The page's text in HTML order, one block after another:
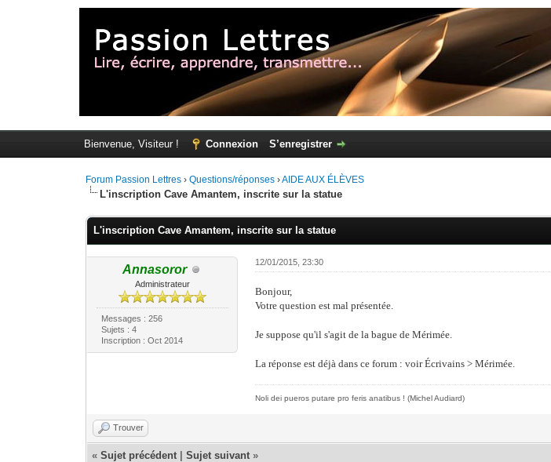
Bienvenue, Visiteur ! Connexion S’enregistrer
Forum Passion Lettres ›Questions/réponses ›AIDE AUX ÉLÈVES
L'inscription Cave Amantem, inscrite sur la statue
L'inscription Cave Amantem, inscrite sur la statue
Annasoror
Administrateur
Messages : 256
Sujets : 4
Inscription : Oct 2014
12/01/2015, 23:30
Bonjour,
Votre question est mal présentée.
Je suppose qu'il s'agit de la bague de Mérimée.
La réponse est déjà dans ce forum : voir Écrivains > Mérimée.
Noli dei pueros putare pro feris anatibus !(Michel Audiard)
Trouver
«Sujet précédent |Sujet suivant »